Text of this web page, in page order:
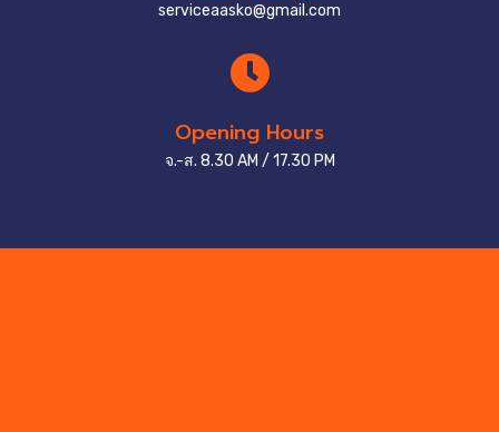
serviceaasko@gmail.com
Opening Hours
จ.-ส. 8.30 AM / 17.30 PM